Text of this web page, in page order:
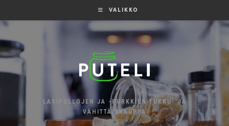
VALIKKO
LASIPULLOJEN JA -PURKKIEN TUKKU- JA
VÄHITTÄISKAUPPA